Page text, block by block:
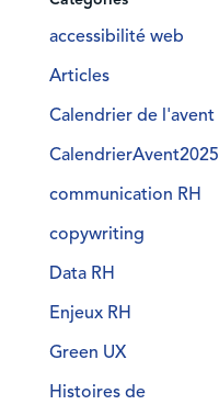
accessibilité web
Articles
Calendrier de l'avent
CalendrierAvent2025
communication RH
copywriting
Data RH
Enjeux RH
Green UX
Histoires de